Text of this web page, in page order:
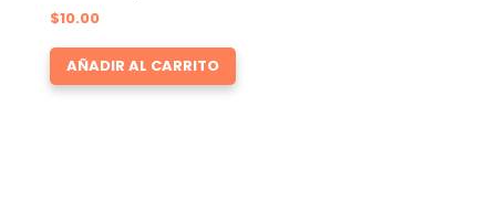
$10.00
AÑADIR AL CARRITO